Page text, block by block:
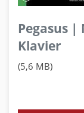
Pegasus
Klavier
(5,6 MB)